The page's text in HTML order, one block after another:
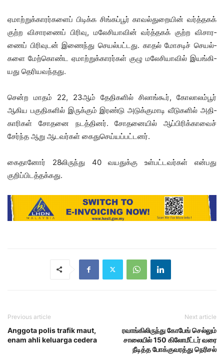
ஏமாற்­றுக்­கா­ரர்­க­ளைப் பிடிக்க சிங்­கப்­பூர் காவல்­து­றை­யின் வர்த்­த­கக்
குற்ற விசா­ர­ணைப் பிரிவு, மலே­சி­யா­வின் வர்த்­த­கக் குற்ற விசா­ர­
ணைப் பிரி­வு­டன் இணைந்து செயல்­பட்­டது. காதல் மோச­டிச் செயல்­
களை மேற்­கொண்ட ஏமாற்­றுக்­கா­ரர்­கள் குழு மலே­சி­யா­வில் இயங்கி­
யது தெரி­ய­வந்தது.
சென்ற மாதம் 22, 23ஆம் தேதி­களில் சிலாங்­கூர், கோலா­லம்­பூர்
ஆகிய பகு­தி­களில் இருக்­கும் இரண்டு அடுக்­கு­மாடி வீடு­களில் அதி­
கா­ரி­கள் சோதனை நடத்­தி­னர். சோதனையில் ஆப்­பி­ரிக்­கா­வைச்
சேர்ந்த ஆறு ஆட­வர்­கள் கைது­செய்­யப்­பட்­ட­னர்.
கைதானோர் 28லிருந்து 40 வய­துக்கு உள்­பட்­ட­வர்­கள் என்பது
குறிப்பிடத்தக்கது.
Previous article
Anggota polis trafik maut,
enam ahli keluarga cedera
Next article
ரவாங்கிலிருந்து கோபேங் செல்லும்
சாலையில் 150 கிலோமீட்டர் வரை
நீடித்த போக்குவரத்து நெரிசல்